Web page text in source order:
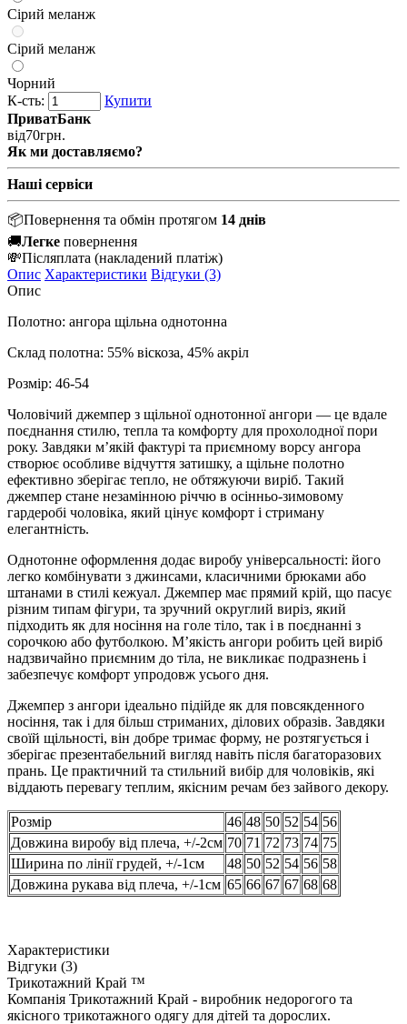
Сірий меланж
Сірий меланж
Чорний
К-сть:
Купити
ПриватБанк
від70грн.
Як ми доставляємо?
Наші сервіси
📦Повернення та обмін протягом 14 днів
🚚Легке повернення
💸Післяплата (накладений платіж)
Опис Характеристики Відгуки (3)
Опис
Полотно: ангора щільна однотонна
Склад полотна: 55% віскоза, 45% акріл
Розмір: 46-54
Чоловічий джемпер з щільної однотонної ангори — це вдале
поєднання стилю, тепла та комфорту для прохолодної пори
року. Завдяки м’якій фактурі та приємному ворсу ангора
створює особливе відчуття затишку, а щільне полотно
ефективно зберігає тепло, не обтяжуючи виріб. Такий
джемпер стане незамінною річчю в осінньо-зимовому
гардеробі чоловіка, який цінує комфорт і стриману
елегантність.
Однотонне оформлення додає виробу універсальності: його
легко комбінувати з джинсами, класичними брюками або
штанами в стилі кежуал. Джемпер має прямий крій, що пасує
різним типам фігури, та зручний округлий виріз, який
підходить як для носіння на голе тіло, так і в поєднанні з
сорочкою або футболкою. М’якість ангори робить цей виріб
надзвичайно приємним до тіла, не викликає подразнень і
забезпечує комфорт упродовж усього дня.
Джемпер з ангори ідеально підійде як для повсякденного
носіння, так і для більш стриманих, ділових образів. Завдяки
своїй щільності, він добре тримає форму, не розтягується і
зберігає презентабельний вигляд навіть після багаторазових
прань. Це практичний та стильний вибір для чоловіків, які
віддають перевагу теплим, якісним речам без зайвого декору.
Розмір 46 48 50 52 54 56
Довжина виробу від плеча, +/-2см 70 71 72 73 74 75
Ширина по лінії грудей, +/-1см
48 50 52 54 56 58
Довжина рукава від плеча, +/-1см 65 66 67 67 68 68
Характеристики
Відгуки (3)
Трикотажний Край ™
Компанія Трикотажний Край - виробник недорогого та
якісного трикотажного одягу для дітей та дорослих.